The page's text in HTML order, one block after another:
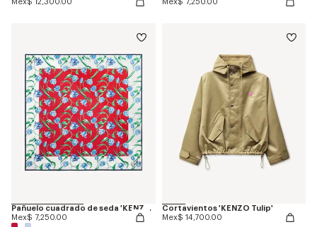
Mex$ 12,300.00
Mex$ 7,250.00
Pañuelo cuadrado de seda 'KENZO Tulip'
Mex$ 7,250.00
Cortavientos 'KENZO Tulip'
Mex$ 14,700.00